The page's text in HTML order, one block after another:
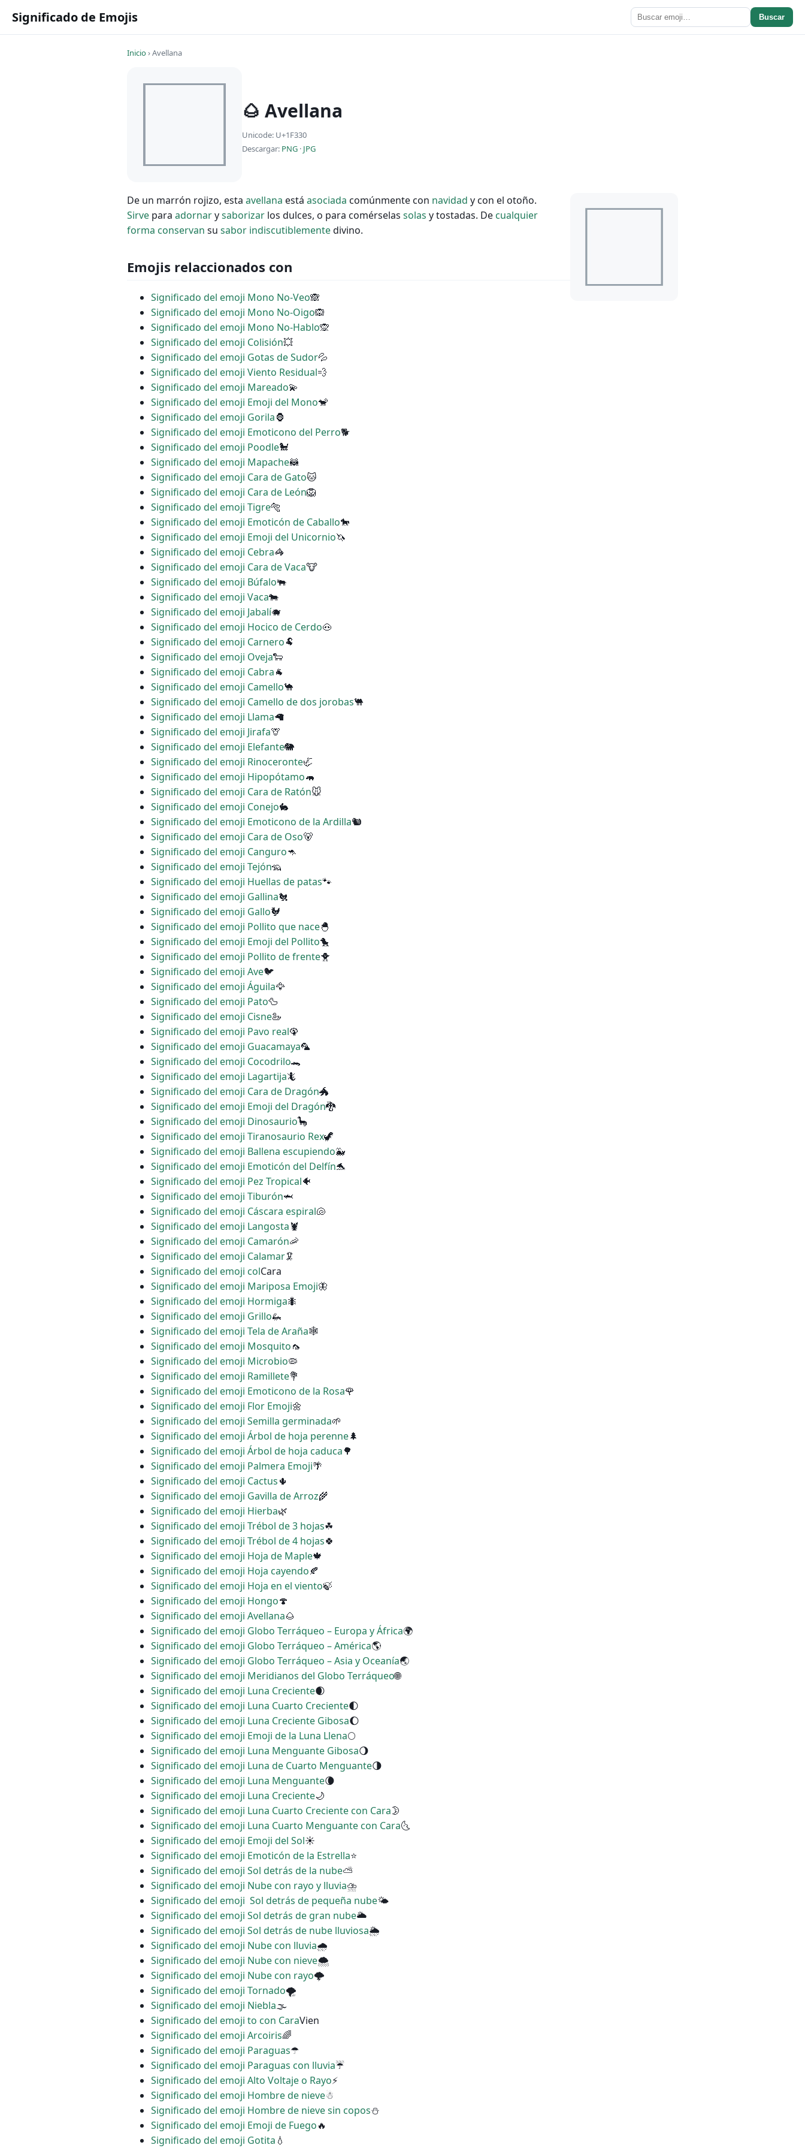
Significado de Emojis Buscar
Inicio›Avellana
🌰 Avellana
Unicode: U+1F330
Descargar: PNG · JPG
De un marrón rojizo, esta avellana está asociada comúnmente con navidad y con el otoño.
Sirve para adornarysaborizar los dulces, o para comérselas solas y tostadas. De cualquier
forma conservan su sabor indiscutiblementedivino.
Emojis relaccionados con
Significado del emoji Mono No-Veo🙈
Significado del emoji Mono No-Oigo🙉
Significado del emoji Mono No-Hablo🙊
Significado del emoji Colisión💥
Significado del emoji Gotas de Sudor💦
Significado del emoji Viento Residual💨
Significado del emoji Mareado💫
Significado del emoji Emoji del Mono🐒
Significado del emoji Gorila🦍
Significado del emoji Emoticono del Perro🐕
Significado del emoji Poodle🐩
Significado del emoji Mapache🦝
Significado del emoji Cara de Gato🐱
Significado del emoji Cara de León🦁
Significado del emoji Tigre🐅
Significado del emoji Emoticón de Caballo🐎
Significado del emoji Emoji del Unicornio🦄
Significado del emoji Cebra🦓
Significado del emoji Cara de Vaca🐮
Significado del emoji Búfalo🐃
Significado del emoji Vaca🐄
Significado del emoji Jabalí🐗
Significado del emoji Hocico de Cerdo🐽
Significado del emoji Carnero🐏
Significado del emoji Oveja🐑
Significado del emoji Cabra🐐
Significado del emoji Camello🐪
Significado del emoji Camello de dos jorobas🐫
Significado del emoji Llama🦙
Significado del emoji Jirafa🦒
Significado del emoji Elefante🐘
Significado del emoji Rinoceronte🦏
Significado del emoji Hipopótamo🦛
Significado del emoji Cara de Ratón🐭
Significado del emoji Conejo🐇
Significado del emoji Emoticono de la Ardilla🐿
Significado del emoji Cara de Oso🐻
Significado del emoji Canguro🦘
Significado del emoji Tejón🦡
Significado del emoji Huellas de patas🐾
Significado del emoji Gallina🐔
Significado del emoji Gallo🐓
Significado del emoji Pollito que nace🐣
Significado del emoji Emoji del Pollito🐤
Significado del emoji Pollito de frente🐥
Significado del emoji Ave🐦
Significado del emoji Águila🦅
Significado del emoji Pato🦆
Significado del emoji Cisne🦢
Significado del emoji Pavo real🦚
Significado del emoji Guacamaya🦜
Significado del emoji Cocodrilo🐊
Significado del emoji Lagartija🦎
Significado del emoji Cara de Dragón🐲
Significado del emoji Emoji del Dragón🐉
Significado del emoji Dinosaurio🦕
Significado del emoji Tiranosaurio Rex🦖
Significado del emoji Ballena escupiendo🐳
Significado del emoji Emoticón del Delfín🐬
Significado del emoji Pez Tropical🐠
Significado del emoji Tiburón🦈
Significado del emoji Cáscara espiral🐚
Significado del emoji Langosta🦞
Significado del emoji Camarón🦐
Significado del emoji Calamar🦑
Significado del emoji colCara
Significado del emoji Mariposa Emoji🦋
Significado del emoji Hormiga🐜
Significado del emoji Grillo🦗
Significado del emoji Tela de Araña🕸
Significado del emoji Mosquito🦟
Significado del emoji Microbio🦠
Significado del emoji Ramillete💐
Significado del emoji Emoticono de la Rosa🌹
Significado del emoji Flor Emoji🌼
Significado del emoji Semilla germinada🌱
Significado del emoji Árbol de hoja perenne🌲
Significado del emoji Árbol de hoja caduca🌳
Significado del emoji Palmera Emoji🌴
Significado del emoji Cactus🌵
Significado del emoji Gavilla de Arroz🌾
Significado del emoji Hierba🌿
Significado del emoji Trébol de 3 hojas☘
Significado del emoji Trébol de 4 hojas🍀
Significado del emoji Hoja de Maple🍁
Significado del emoji Hoja cayendo🍂
Significado del emoji Hoja en el viento🍃
Significado del emoji Hongo🍄
Significado del emoji Avellana🌰
Significado del emoji Globo Terráqueo – Europa y África🌍
Significado del emoji Globo Terráqueo – América🌎
Significado del emoji Globo Terráqueo – Asia y Oceanía🌏
Significado del emoji Meridianos del Globo Terráqueo🌐
Significado del emoji Luna Creciente🌒
Significado del emoji Luna Cuarto Creciente🌓
Significado del emoji Luna Creciente Gibosa🌔
Significado del emoji Emoji de la Luna Llena🌕
Significado del emoji Luna Menguante Gibosa🌖
Significado del emoji Luna de Cuarto Menguante🌗
Significado del emoji Luna Menguante🌘
Significado del emoji Luna Creciente🌙
Significado del emoji Luna Cuarto Creciente con Cara🌛
Significado del emoji Luna Cuarto Menguante con Cara🌜
Significado del emoji Emoji del Sol☀
Significado del emoji Emoticón de la Estrella⭐
Significado del emoji Sol detrás de la nube⛅
Significado del emoji Nube con rayo y lluvia⛈
Significado del emoji ️ Sol detrás de pequeña nube🌤
Significado del emoji Sol detrás de gran nube🌥
Significado del emoji Sol detrás de nube lluviosa🌦
Significado del emoji Nube con lluvia🌧
Significado del emoji Nube con nieve🌨
Significado del emoji Nube con rayo🌩
Significado del emoji Tornado🌪
Significado del emoji Niebla🌫
Significado del emoji to con CaraVien
Significado del emoji Arcoiris🌈
Significado del emoji Paraguas☂
Significado del emoji Paraguas con lluvia☔
Significado del emoji Alto Voltaje o Rayo⚡
Significado del emoji Hombre de nieve☃
Significado del emoji Hombre de nieve sin copos⛄
Significado del emoji Emoji de Fuego🔥
Significado del emoji Gotita 💧